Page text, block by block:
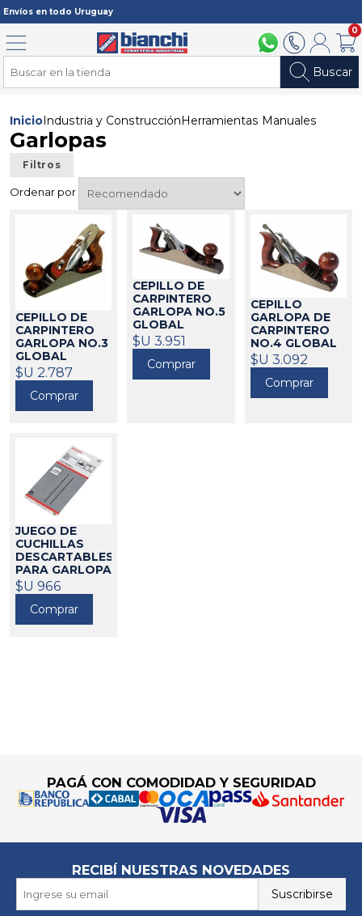
Envíos en todo Uruguay
094 211 1122902 2902Mi cuenta
0
Buscar
Menú
Inicio Industria y Construcción Herramientas Manuales
Garlopas
Filtros
Ordenar por
CEPILLO DE
CARPINTERO
GARLOPA NO.3
GLOBAL
STANLEY MOD.
12173651008
$U 2.787
Comprar
CEPILLO DE
CARPINTERO
GARLOPA NO.5
GLOBAL
STANLEY 12-
165651020
$U 3.951
Comprar
CEPILLO
GARLOPA DE
CARPINTERO
NO.4 GLOBAL
STANLEY 12-
164651193
$U 3.092
Comprar
JUEGO DE
CUCHILLAS
DESCARTABLES
PARA GARLOPA
BOSCH 82MM
85011
$U 966
Comprar
PAGÁ CON COMODIDAD Y SEGURIDAD
RECIBÍ NUESTRAS NOVEDADES
Suscribirse